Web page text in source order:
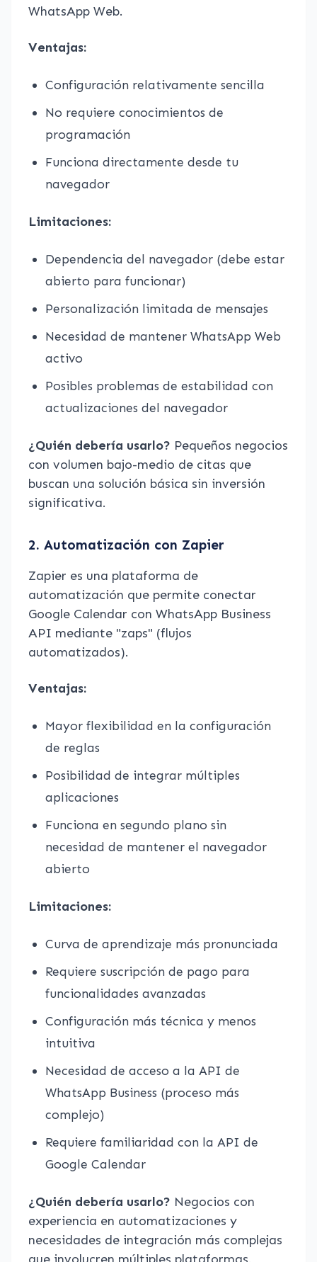
WhatsApp Web.
Ventajas:
Configuración relativamente sencilla
No requiere conocimientos de
programación
Funciona directamente desde tu
navegador
Limitaciones:
Dependencia del navegador (debe estar
abierto para funcionar)
Personalización limitada de mensajes
Necesidad de mantener WhatsApp Web
activo
Posibles problemas de estabilidad con
actualizaciones del navegador
¿Quién debería usarlo? Pequeños negocios
con volumen bajo-medio de citas que
buscan una solución básica sin inversión
significativa.
2. Automatización con Zapier
Zapier es una plataforma de
automatización que permite conectar
Google Calendar con WhatsApp Business
API mediante "zaps" (flujos
automatizados).
Ventajas:
Mayor flexibilidad en la configuración
de reglas
Posibilidad de integrar múltiples
aplicaciones
Funciona en segundo plano sin
necesidad de mantener el navegador
abierto
Limitaciones:
Curva de aprendizaje más pronunciada
Requiere suscripción de pago para
funcionalidades avanzadas
Configuración más técnica y menos
intuitiva
Necesidad de acceso a la API de
WhatsApp Business (proceso más
complejo)
Requiere familiaridad con la API de
Google Calendar
¿Quién debería usarlo? Negocios con
experiencia en automatizaciones y
necesidades de integración más complejas